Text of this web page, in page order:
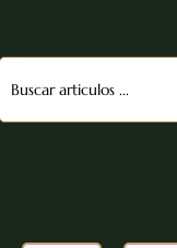
VILLAS
CANAL CREST LANDS